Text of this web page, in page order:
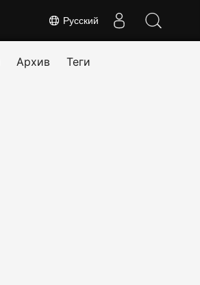
Русский
Архив Теги